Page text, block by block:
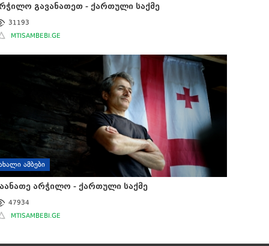
გავანათეთ - ქართული საქმე
31193
MTISAMBEBI.GE
ᲐᲛᲑᲔᲑᲘ
არჭილო - ქართული საქმე
47934
MTISAMBEBI.GE